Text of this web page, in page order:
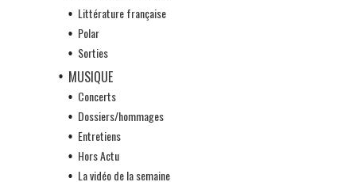
Littérature française
Polar
Sorties
MUSIQUE
Concerts
Dossiers/hommages
Entretiens
Hors Actu
La vidéo de la semaine